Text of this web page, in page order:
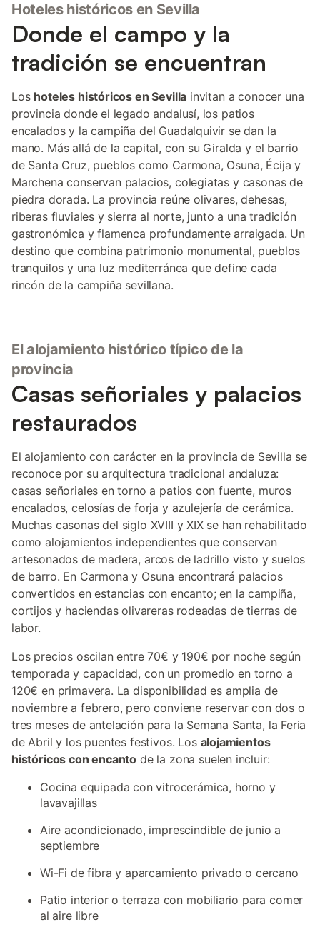
Hoteles históricos en Sevilla
Donde el campo y la
tradición se encuentran
Los hoteles históricos en Sevilla invitan a conocer una
provincia donde el legado andalusí, los patios
encalados y la campiña del Guadalquivir se dan la
mano. Más allá de la capital, con su Giralda y el barrio
de Santa Cruz, pueblos como Carmona, Osuna, Écija y
Marchena conservan palacios, colegiatas y casonas de
piedra dorada. La provincia reúne olivares, dehesas,
riberas fluviales y sierra al norte, junto a una tradición
gastronómica y flamenca profundamente arraigada. Un
destino que combina patrimonio monumental, pueblos
tranquilos y una luz mediterránea que define cada
rincón de la campiña sevillana.
El alojamiento histórico típico de la
provincia
Casas señoriales y palacios
restaurados
El alojamiento con carácter en la provincia de Sevilla se
reconoce por su arquitectura tradicional andaluza:
casas señoriales en torno a patios con fuente, muros
encalados, celosías de forja y azulejería de cerámica.
Muchas casonas del siglo XVIII y XIX se han rehabilitado
como alojamientos independientes que conservan
artesonados de madera, arcos de ladrillo visto y suelos
de barro. En Carmona y Osuna encontrará palacios
convertidos en estancias con encanto; en la campiña,
cortijos y haciendas olivareras rodeadas de tierras de
labor.
Los precios oscilan entre 70€ y 190€ por noche según
temporada y capacidad, con un promedio en torno a
120€ en primavera. La disponibilidad es amplia de
noviembre a febrero, pero conviene reservar con dos o
tres meses de antelación para la Semana Santa, la Feria
de Abril y los puentes festivos. Los alojamientos
históricos con encanto de la zona suelen incluir:
Cocina equipada con vitrocerámica, horno y
lavavajillas
Aire acondicionado, imprescindible de junio a
septiembre
Wi-Fi de fibra y aparcamiento privado o cercano
Patio interior o terraza con mobiliario para comer
al aire libre